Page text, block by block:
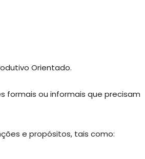
Orientado.
formais ou informais que precisam
e propósitos, tais como: